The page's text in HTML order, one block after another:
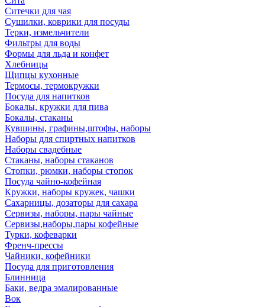
Ситечки для чая
Сушилки, коврики для посуды
Терки, измельчители
Фильтры для воды
Формы для льда и конфет
Хлебницы
Щипцы кухонные
Термосы, термокружки
Посуда для напитков
Бокалы, кружки для пива
Бокалы, стаканы
Кувшины, графины,штофы, наборы
Наборы для спиртных напитков
Наборы свадебные
Стаканы, наборы стаканов
Стопки, рюмки, наборы стопок
Посуда чайно-кофейная
Кружки, наборы кружек, чашки
Сахарницы, дозаторы для сахара
Сервизы, наборы, пары чайные
Сервизы,наборы,пары кофейные
Турки, кофеварки
Френч-прессы
Чайники, кофейники
Посуда для приготовления
Блинница
Баки, ведра эмалированные
Вок